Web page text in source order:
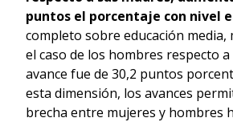
puntos el porcentaje con nivel
completo sobre educación media,
el caso de los hombres respecto
avance fue de 30,2 puntos
esta dimensión, los avances
brecha entre mujeres y hombres